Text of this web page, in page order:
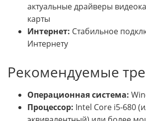
актуальные драйверы
карты
Интернет: Стабильное
Интернету
Рекомендуемые
Операционная система:
Процессор: Intel Core i5-680